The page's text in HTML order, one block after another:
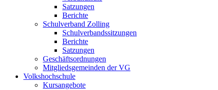
Satzungen
Berichte
Schulverband Zolling
Schulverbandssitzungen
Berichte
Satzungen
Geschäftsordnungen
Mitgliedsgemeinden der VG
Volkshochschule
Kursangebote